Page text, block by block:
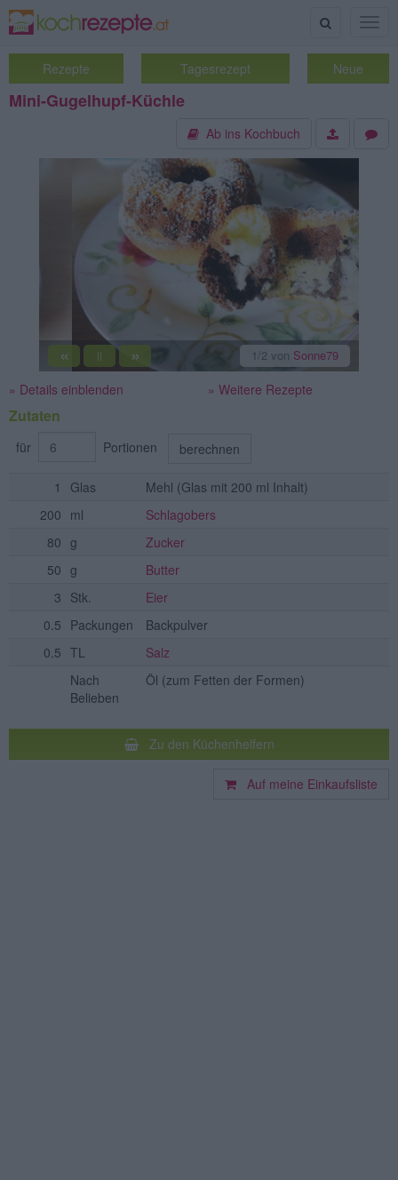
Suche
Rezepte Tagesrezept Neue
Mini-Gugelhupf-Küchle
Ab ins Kochbuch
« || » 2 /2 von Sonne79
» Details einblenden » Weitere Rezepte
Zutaten
für Portionen berechnen
1 Glas Mehl (Glas mit 200 ml Inhalt)
200 ml
Schlagobers
80 g
Zucker
50 g
Butter
3 Stk.
Eier
0.5 Packungen
Backpulver
0.5 TL
Salz
Nach
Belieben
Öl (zum Fetten der Formen)
Zu den Küchenhelfern
Auf meine Einkaufsliste